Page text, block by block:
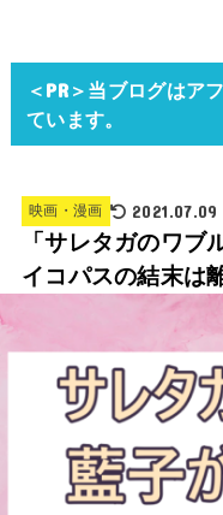
＜PR＞当ブログはア
ています。
映画・漫画 2021.07.09
「サレタガのワブ
イコパスの結末は